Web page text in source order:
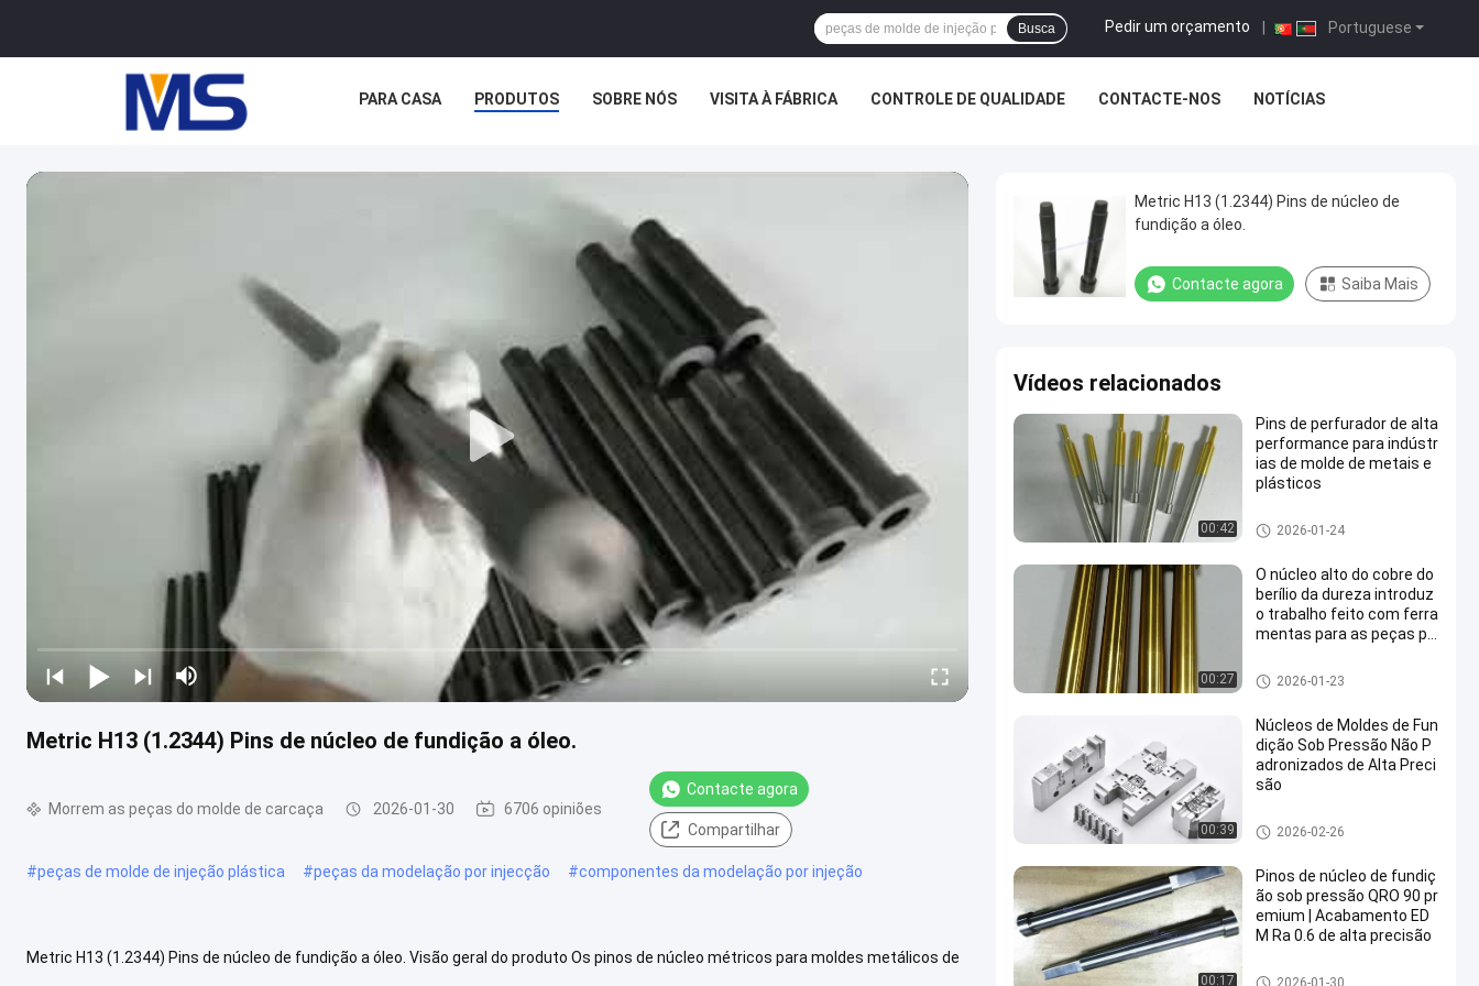
Portuguese
Pedir um orçamento
Busca
PARA CASA PRODUTOS SOBRE NÓS VISITA À FÁBRICA CONTROLE DE QUALIDADE CONTACTE-NOS NOTÍCIAS
Metric H13 (1.2344) Pins de núcleo de fundição a óleo.
Morrem as peças do molde de carcaça 2026-01-30 6706 opiniões
Contacte agora
Compartilhar
#peças de molde de injeção plástica #peças da modelação por injecção #componentes da modelação por injeção
Metric H13 (1.2344) Pins de núcleo de fundição a óleo. Visão geral do produto Os pinos de núcleo métricos para moldes metálicos de
Metric H13 (1.2344) Pins de núcleo de
fundição a óleo.
Contacte agora Saiba Mais
Vídeos relacionados
00:42
Pins de perfurador de alta
performance para indústr
ias de molde de metais e
plásticos
peças padrão do molde
2026-01-24
00:27
O núcleo alto do cobre do
berílio da dureza introduz
o trabalho feito com ferra
mentas para as peças pl
rafa do perfume
Morrem as peças do molde de
carcaça
2026-01-23
00:39
Núcleos de Moldes de Fun
dição Sob Pressão Não P
adronizados de Alta Preci
são
Morrem as peças do molde de
carcaça
2026-02-26
00:17
Pinos de núcleo de fundiç
ão sob pressão QRO 90 pr
emium | Acabamento ED
M Ra 0.6 de alta precisão
Morrem as peças do molde de
2026-01-30